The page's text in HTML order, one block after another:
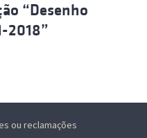
“Desenho
2018”
ou reclamações